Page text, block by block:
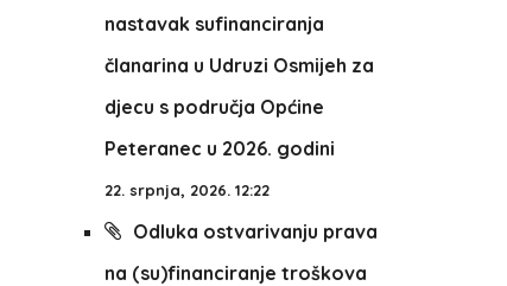
nastavak sufinanciranja
članarina u Udruzi Osmijeh za
djecu s područja Općine
Peteranec u 2026. godini
22. srpnja, 2026. 12:22
Odluka ostvarivanju prava
na (su)financiranje troškova